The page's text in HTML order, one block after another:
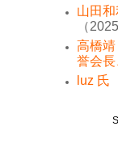
山田和
（
高橋
誉会長
luz 氏